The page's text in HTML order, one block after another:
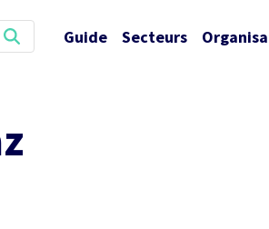
Guide Secteurs